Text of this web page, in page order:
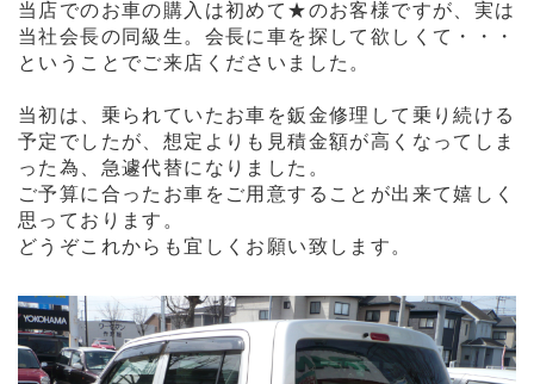
当店でのお車の購入は初めて★のお客様ですが、実は
当社会長の同級生。会長に車を探して欲しくて・・・
ということでご来店くださいました。
当初は、乗られていたお車を鈑金修理して乗り続ける
予定でしたが、想定よりも見積金額が高くなってしま
った為、 急遽代替になりました。
ご予算に合ったお車をご用意することが出来て嬉しく
思っております。
どうぞこれからも宜しくお願い致します。